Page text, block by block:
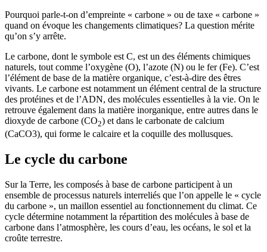
Pourquoi parle-t-on d’empreinte « carbone » ou de taxe « carbone »
quand on évoque les changements climatiques? La question mérite
qu’on s’y arrête.
Le carbone, dont le symbole est C, est un des éléments chimiques
naturels, tout comme l’oxygène (O), l’azote (N) ou le fer (Fe). C’est
l’élément de base de la matière organique, c’est-à-dire des êtres
vivants. Le carbone est notamment un élément central de la structure
des protéines et de l’ADN, des molécules essentielles à la vie. On le
retrouve également dans la matière inorganique, entre autres dans le
dioxyde de carbone (CO2) et dans le carbonate de calcium
(CaCO3), qui forme le calcaire et la coquille des mollusques.
Le cycle du carbone
Sur la Terre, les composés à base de carbone participent à un
ensemble de processus naturels interreliés que l’on appelle le « cycle
du carbone », un maillon essentiel au fonctionnement du climat. Ce
cycle détermine notamment la répartition des molécules à base de
carbone dans l’atmosphère, les cours d’eau, les océans, le sol et la
croûte terrestre.